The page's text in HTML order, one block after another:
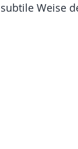
subtile Weise